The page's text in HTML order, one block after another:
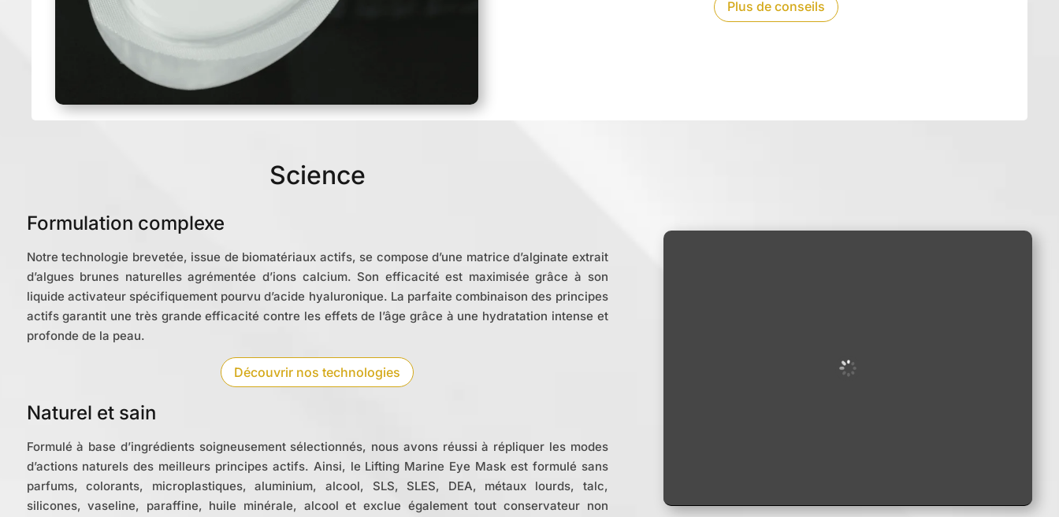
Plus de conseils
Science
Formulation complexe
Notre technologie brevetée, issue de biomatériaux actifs, se compose d’une matrice d’alginate extrait
d’algues brunes naturelles agrémentée d’ions calcium. Son efficacité est maximisée grâce à son
liquide activateur spécifiquement pourvu d’acide hyaluronique. La parfaite combinaison des principes
actifs garantit une très grande efficacité contre les effets de l’âge grâce à une hydratation intense et
profonde de la peau.
Découvrir nos technologies
Naturel et sain
Formulé à base d’ingrédients soigneusement sélectionnés, nous avons réussi à répliquer les modes
d’actions naturels des meilleurs principes actifs. Ainsi, le Lifting Marine Eye Mask est formulé sans
parfums, colorants, microplastiques, aluminium, alcool, SLS, SLES, DEA, métaux lourds, talc,
silicones, vaseline, paraffine, huile minérale, alcool et exclue également tout conservateur non